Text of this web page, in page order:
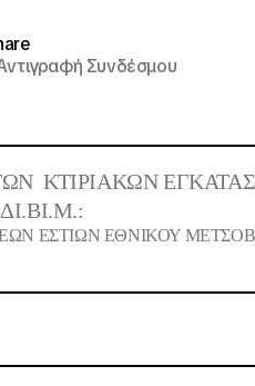
Συνδέσμου
ΚΤΙΡΙΑΚΩΝ
ΕΣΤΙΩΝ ΕΘΝΙΚΟΥ